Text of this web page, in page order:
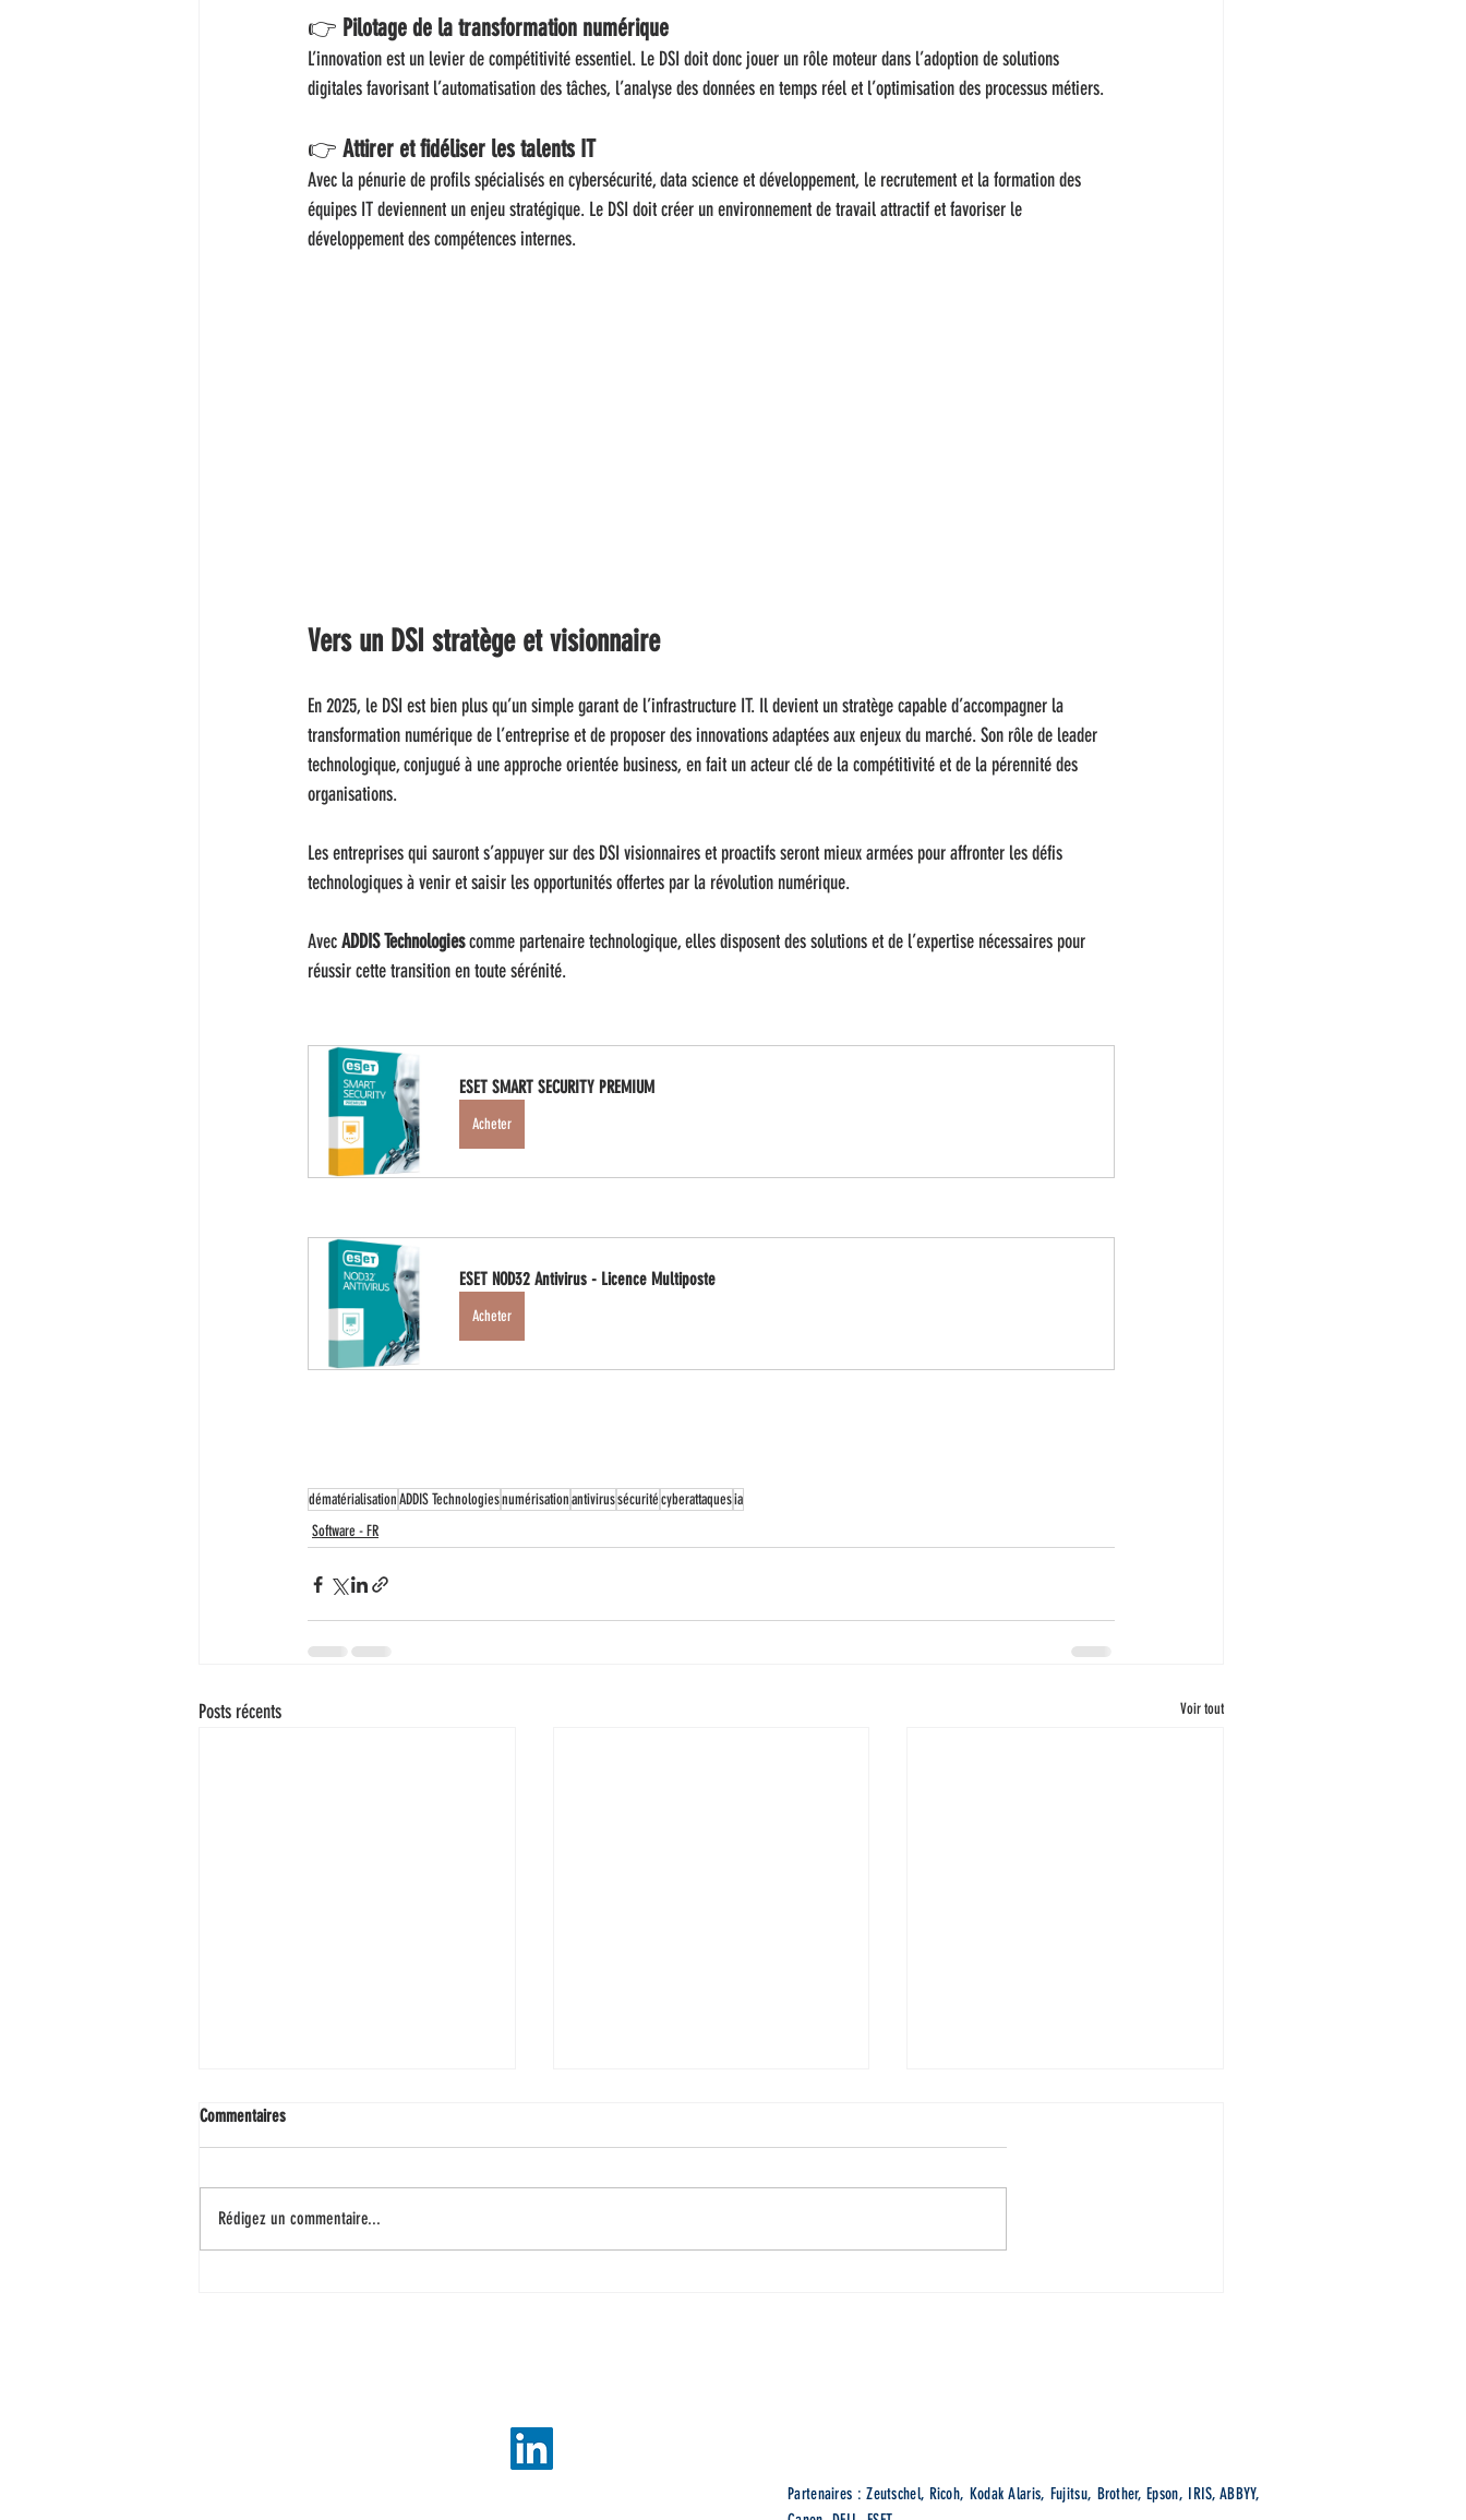
👉 Pilotage de la transformation numérique
L’innovation est un levier de compétitivité essentiel. Le DSI doit donc jouer un rôle moteur dans l’adoption de solutions
digitales favorisant l’automatisation des tâches, l’analyse des données en temps réel et l’optimisation des processus métiers.
👉 Attirer et fidéliser les talents IT
Avec la pénurie de profils spécialisés en cybersécurité, data science et développement, le recrutement et la formation des
équipes IT deviennent un enjeu stratégique. Le DSI doit créer un environnement de travail attractif et favoriser le
développement des compétences internes.
Vers un DSI stratège et visionnaire
En 2025, le DSI est bien plus qu’un simple garant de l’infrastructure IT. Il devient un stratège capable d’accompagner la
transformation numérique de l’entreprise et de proposer des innovations adaptées aux enjeux du marché. Son rôle de leader
technologique, conjugué à une approche orientée business, en fait un acteur clé de la compétitivité et de la pérennité des
organisations.
Les entreprises qui sauront s’appuyer sur des DSI visionnaires et proactifs seront mieux armées pour affronter les défis
technologiques à venir et saisir les opportunités offertes par la révolution numérique.
Avec ADDIS Technologies comme partenaire technologique, elles disposent des solutions et de l’expertise nécessaires pour
réussir cette transition en toute sérénité.
ESET SMART SECURITY PREMIUM
Acheter
ESET NOD32 Antivirus - Licence Multiposte
Acheter
dématérialisationADDIS Technologiesnumérisationantivirussécuritécyberattaquesia
Software - FR
Posts récents Voir tout
L'automatisation LAD-RAD
Commentaires
Rédigez un commentaire...
Partenaires : Zeutschel, Ricoh, Kodak Alaris, Fujitsu, Brother, Epson, IRIS, ABBYY,